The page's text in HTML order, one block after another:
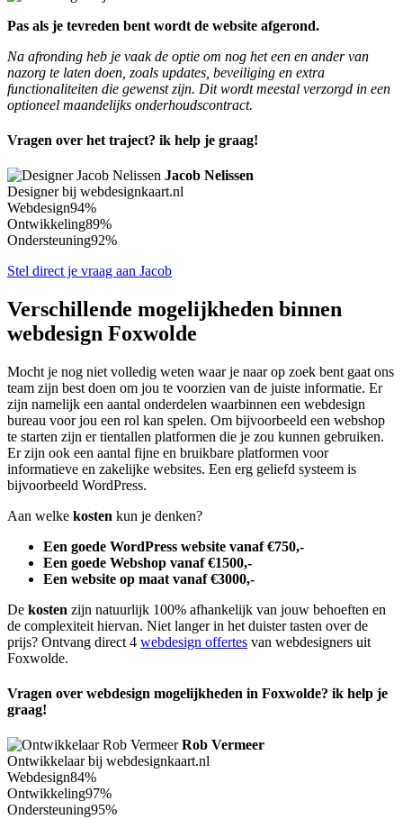
Pas als je tevreden bent wordt de website afgerond.
Na afronding heb je vaak de optie om nog het een en ander van
nazorg te laten doen, zoals updates, beveiliging en extra
functionaliteiten die gewenst zijn. Dit wordt meestal verzorgd in een
optioneel maandelijks onderhoudscontract.
Vragen over het traject? ik help je graag!
Jacob Nelissen
Designer bij webdesignkaart.nl
Webdesign94%
Ontwikkeling89%
Ondersteuning92%
Stel direct je vraag aan Jacob
Verschillende mogelijkheden binnen
webdesign Foxwolde
Mocht je nog niet volledig weten waar je naar op zoek bent gaat ons
team zijn best doen om jou te voorzien van de juiste informatie. Er
zijn namelijk een aantal onderdelen waarbinnen een webdesign
bureau voor jou een rol kan spelen. Om bijvoorbeeld een webshop
te starten zijn er tientallen platformen die je zou kunnen gebruiken.
Er zijn ook een aantal fijne en bruikbare platformen voor
informatieve en zakelijke websites. Een erg geliefd systeem is
bijvoorbeeld WordPress.
Aan welke kosten kun je denken?
Een goede WordPress website vanaf €750,-
Een goede Webshop vanaf €1500,-
Een website op maat vanaf €3000,-
De kosten zijn natuurlijk 100% afhankelijk van jouw behoeften en
de complexiteit hiervan. Niet langer in het duister tasten over de
prijs? Ontvang direct 4 webdesign offertes van webdesigners uit
Foxwolde.
Vragen over webdesign mogelijkheden in Foxwolde? ik help je
graag!
Rob Vermeer
Ontwikkelaar bij webdesignkaart.nl
Webdesign84%
Ontwikkeling97%
Ondersteuning95%